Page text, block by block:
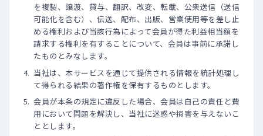
を複製、譲渡、貸与、翻訳、改変、転載、公衆送信（送信
可能化を含む）、伝送、配布、出版、営業使用等を差し止
める権利および当該行為によって会員が得た利益相当額を
請求する権利を有することについて、会員は事前に承諾し
たものとみなします。
当社は、本サービスを通じて提供される情報を統計処理し
て得られる結果の著作権を保有するものとします。
会員が本条の規定に違反した場合、会員は自己の責任と費
用において問題を解決し、当社に迷惑や損害を与えないこ
ととします。